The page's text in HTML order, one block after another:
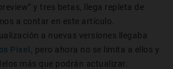
y tres betas, llega repleta de
a contar en este artículo.
a nuevas versiones llegaba
Pixel
, pero ahora no se limita a ellos y
más que podrán actualizar.